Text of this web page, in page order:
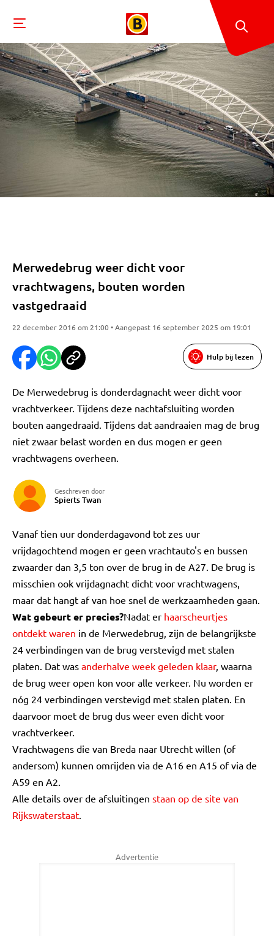
Merwedebrug weer dicht voor
vrachtwagens, bouten worden
vastgedraaid
22 december 2016 om 21:00 • Aangepast 16 september 2025 om 19:01
Hulp bij lezen
De Merwedebrug is donderdagnacht weer dicht voor
vrachtverkeer. Tijdens deze nachtafsluiting worden
bouten aangedraaid. Tijdens dat aandraaien mag de brug
niet zwaar belast worden en dus mogen er geen
vrachtwagens overheen.
Geschreven door
Spierts Twan
Vanaf tien uur donderdagavond tot zes uur
vrijdagochtend mogen er geen vrachtauto's en bussen
zwaarder dan 3,5 ton over de brug in de A27. De brug is
misschien ook vrijdagnacht dicht voor vrachtwagens,
maar dat hangt af van hoe snel de werkzaamheden gaan.
Wat gebeurt er precies?Nadat er haarscheurtjes
ontdekt waren in de Merwedebrug, zijn de belangrijkste
24 verbindingen van de brug verstevigd met stalen
platen. Dat was anderhalve week geleden klaar, waarna
de brug weer open kon voor alle verkeer. Nu worden er
nóg 24 verbindingen verstevigd met stalen platen. En
daarvoor moet de brug dus weer even dicht voor
vrachtverkeer.
Vrachtwagens die van Breda naar Utrecht willen (of
andersom) kunnen omrijden via de A16 en A15 of via de
A59 en A2.
Alle details over de afsluitingen staan op de site van
Rijkswaterstaat.
Advertentie